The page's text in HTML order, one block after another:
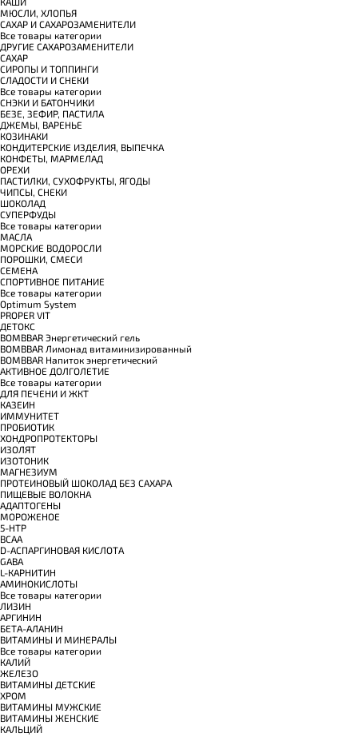
МЮСЛИ, ХЛОПЬЯ
САХАР И САХАРОЗАМЕНИТЕЛИ
Все товары категории
ДРУГИЕ САХАРОЗАМЕНИТЕЛИ
САХАР
СИРОПЫ И ТОППИНГИ
СЛАДОСТИ И СНЕКИ
Все товары категории
СНЭКИ И БАТОНЧИКИ
БЕЗЕ, ЗЕФИР, ПАСТИЛА
ДЖЕМЫ, ВАРЕНЬЕ
КОЗИНАКИ
КОНДИТЕРСКИЕ ИЗДЕЛИЯ, ВЫПЕЧКА
КОНФЕТЫ, МАРМЕЛАД
ОРЕХИ
ПАСТИЛКИ, СУХОФРУКТЫ, ЯГОДЫ
ЧИПСЫ, СНЕКИ
ШОКОЛАД
СУПЕРФУДЫ
Все товары категории
МАСЛА
МОРСКИЕ ВОДОРОСЛИ
ПОРОШКИ, СМЕСИ
СЕМЕНА
СПОРТИВНОЕ ПИТАНИЕ
Все товары категории
Optimum System
PROPER VIT
ДЕТОКС
BOMBBAR Энергетический гель
BOMBBAR Лимонад витаминизированный
BOMBBAR Напиток энергетический
АКТИВНОЕ ДОЛГОЛЕТИЕ
Все товары категории
ДЛЯ ПЕЧЕНИ И ЖКТ
КАЗЕИН
ИММУНИТЕТ
ПРОБИОТИК
ХОНДРОПРОТЕКТОРЫ
ИЗОЛЯТ
ИЗОТОНИК
МАГНЕЗИУМ
ПРОТЕИНОВЫЙ ШОКОЛАД БЕЗ САХАРА
ПИЩЕВЫЕ ВОЛОКНА
АДАПТОГЕНЫ
МОРОЖЕНОЕ
5-HTP
BCAA
D-АСПАРГИНОВАЯ КИСЛОТА
GABA
L-КАРНИТИН
АМИНОКИСЛОТЫ
Все товары категории
ЛИЗИН
АРГИНИН
БЕТА-АЛАНИН
ВИТАМИНЫ И МИНЕРАЛЫ
Все товары категории
КАЛИЙ
ЖЕЛЕЗО
ВИТАМИНЫ ДЕТСКИЕ
ХРОМ
ВИТАМИНЫ МУЖСКИЕ
ВИТАМИНЫ ЖЕНСКИЕ
КАЛЬЦИЙ